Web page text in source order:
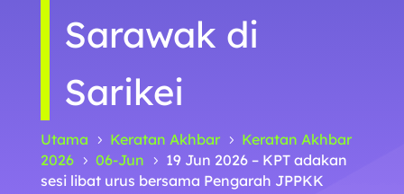
Sarawak di
Sarikei
Utama 5 Keratan Akhbar 5
Keratan Akhbar
2026
5 06-Jun 5
19 Jun 2026 – KPT adakan
sesi libat urus bersama Pengarah JPPKK